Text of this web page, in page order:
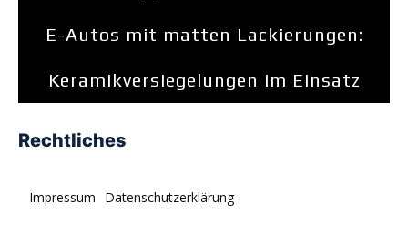
E-Autos mit matten Lackierungen:
Keramikversiegelungen im Einsatz
Rechtliches
Impressum Datenschutzerklärung